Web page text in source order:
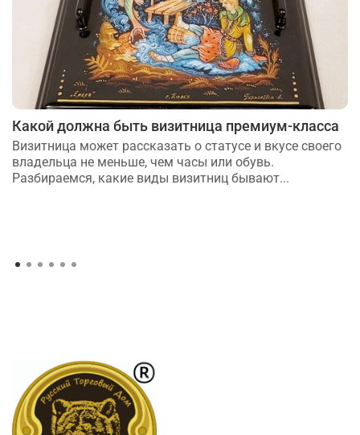
Какой должна быть визитница премиум-класса
Визитница может рассказать о статусе и вкусе своего
владельца не меньше, чем часы или обувь.
Разбираемся, какие виды визитниц бывают...